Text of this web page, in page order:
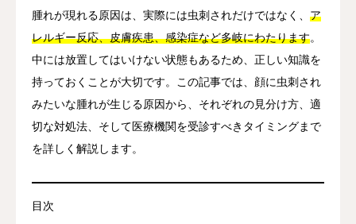
腫れが現れる原因は、実際には虫刺されだけではなく、 ア
レルギー反応、皮膚疾患、感染症など多岐にわたります。
中には放置してはいけない状態もあるため、正しい知識を
持っておくことが大切です。この記事では、顔に虫刺され
みたいな腫れが生じる原因から、それぞれの見分け方、適
切な対処法、そして医療機関を受診すべきタイミングまで
を詳しく解説します。
目次